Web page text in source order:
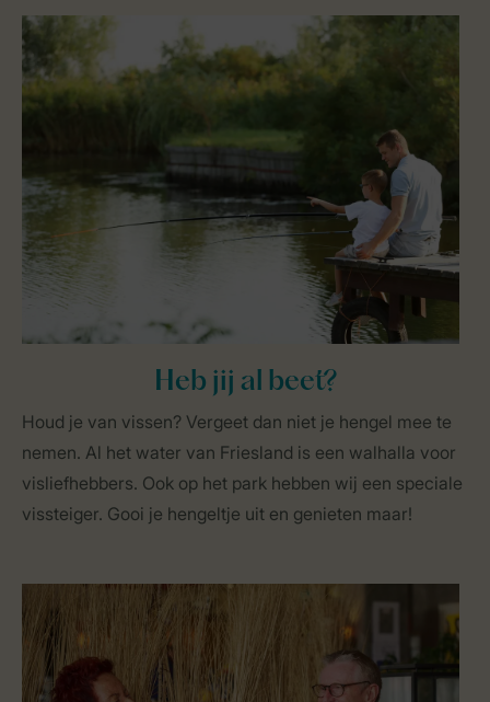
Heb jij al beet?
Houd je van vissen? Vergeet dan niet je hengel mee te
nemen. Al het water van Friesland is een walhalla voor
visliefhebbers. Ook op het park hebben wij een speciale
vissteiger. Gooi je hengeltje uit en genieten maar!